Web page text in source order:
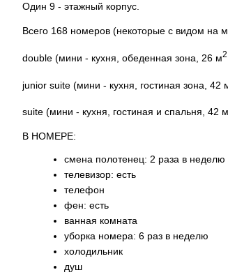
Один 9 - этажный корпус.
Всего 168 номеров (некоторые с видом на
double (мини - кухня, обеденная зона, 26 м2
junior suite (мини - кухня, гостиная зона, 42
suite (мини - кухня, гостиная и спальня, 42 м
В НОМЕРЕ:
смена полотенец: 2 раза в неделю
телевизор: есть
телефон
фен: есть
ванная комната
уборка номера: 6 раз в неделю
холодильник
душ